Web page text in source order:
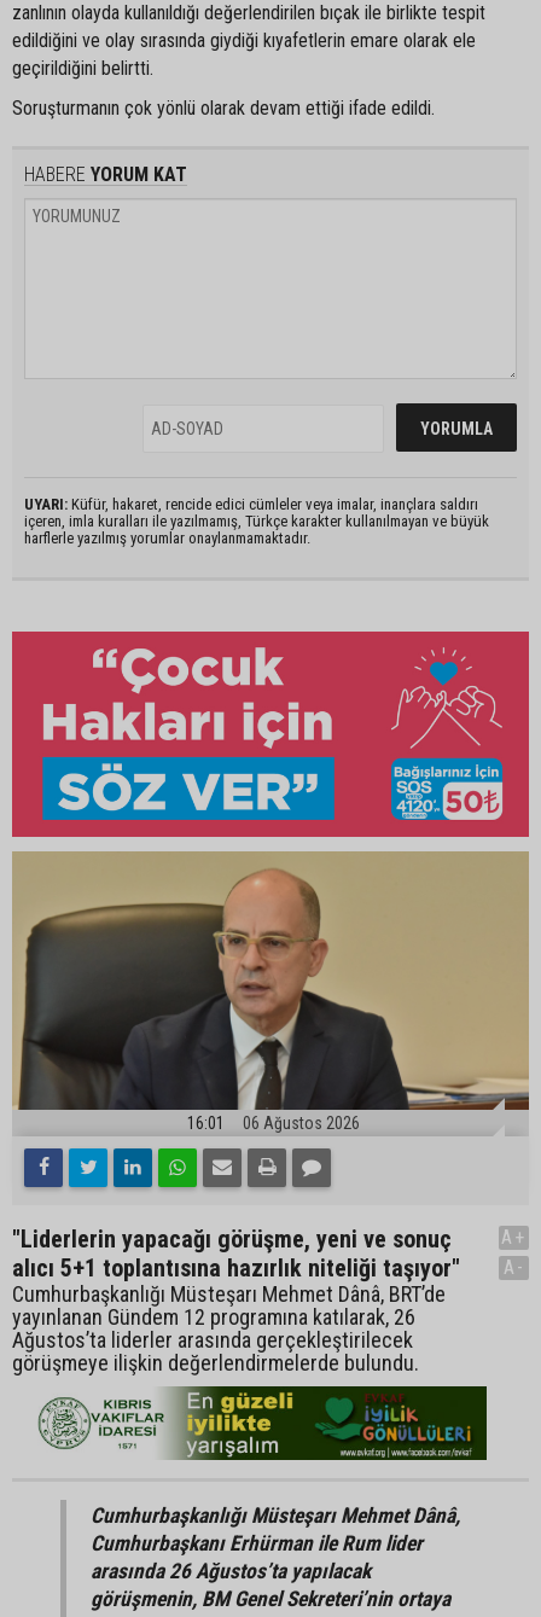
zanlının olayda kullanıldığı değerlendirilen bıçak ile birlikte tespit
edildiğini ve olay sırasında giydiği kıyafetlerin emare olarak ele
geçirildiğini belirtti.
Soruşturmanın çok yönlü olarak devam ettiği ifade edildi.
HABERE YORUM KAT
UYARI: Küfür, hakaret, rencide edici cümleler veya imalar, inançlara saldırı
içeren, imla kuralları ile yazılmamış, Türkçe karakter kullanılmayan ve büyük
harflerle yazılmış yorumlar onaylanmamaktadır.
16:01 06 Ağustos 2026
"Liderlerin yapacağı görüşme, yeni ve sonuç
alıcı 5+1 toplantısına hazırlık niteliği taşıyor"
Cumhurbaşkanlığı Müsteşarı Mehmet Dânâ, BRT’de
yayınlanan Gündem 12 programına katılarak, 26
Ağustos’ta liderler arasında gerçekleştirilecek
görüşmeye ilişkin değerlendirmelerde bulundu.
A+
A-
Cumhurbaşkanlığı Müsteşarı Mehmet Dânâ,
Cumhurbaşkanı Erhürman ile Rum lider
arasında 26 Ağustos’ta yapılacak
görüşmenin, BM Genel Sekreteri’nin ortaya